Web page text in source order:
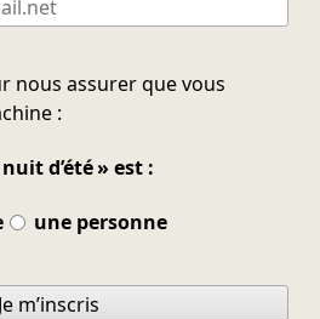
nous assurer que vous
:
d’été » est :
une personne
Je m’inscris